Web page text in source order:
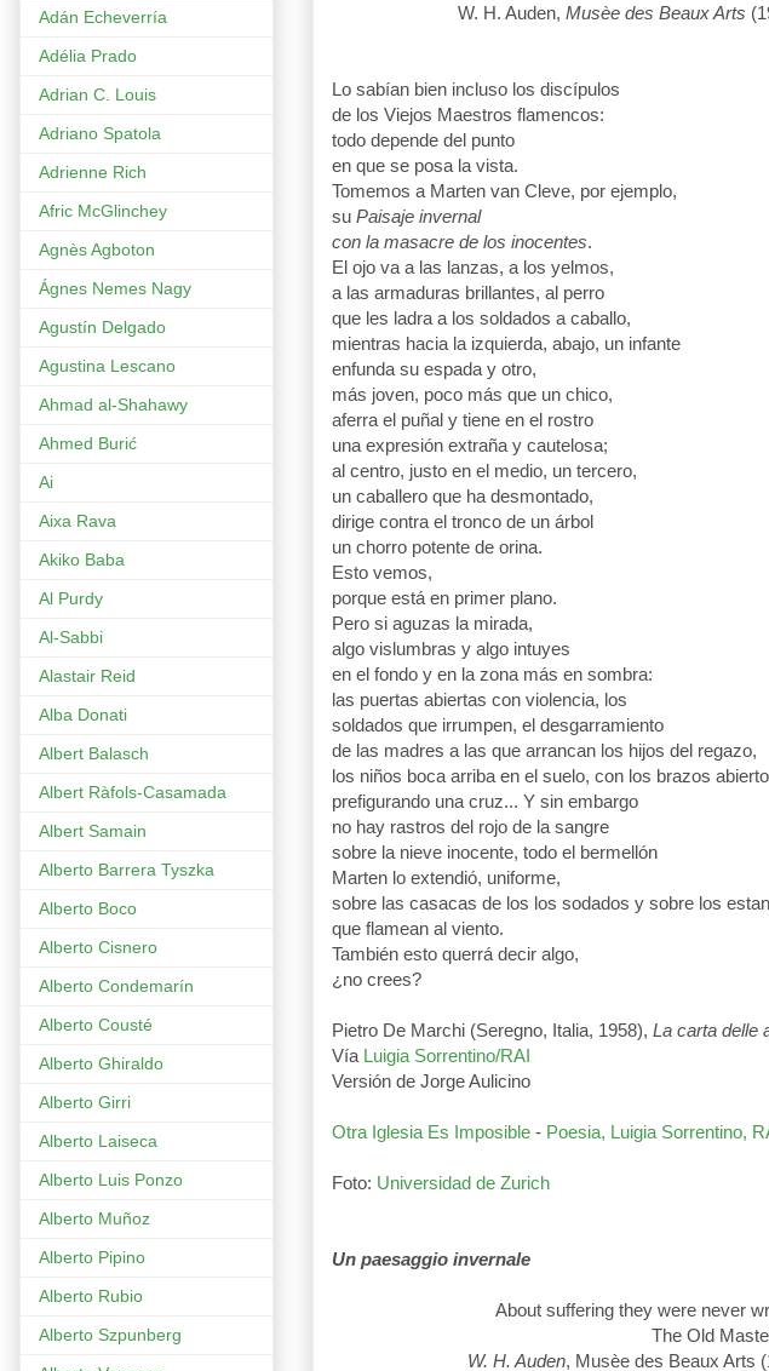
W. H. Auden, Musèe des Beaux Arts
Lo sabían bien incluso los discípulos
de los Viejos Maestros flamencos:
todo depende del punto
en que se posa la vista.
Tomemos a Marten van Cleve, por ejemplo,
su Paisaje invernal
con la masacre de los inocentes.
El ojo va a las lanzas, a los yelmos,
a las armaduras brillantes, al perro
que les ladra a los soldados a caballo,
mientras hacia la izquierda, abajo, un infante
enfunda su espada y otro,
más joven, poco más que un chico,
aferra el puñal y tiene en el rostro
una expresión extraña y cautelosa;
al centro, justo en el medio, un tercero,
un caballero que ha desmontado,
dirige contra el tronco de un árbol
un chorro potente de orina.
Esto vemos,
porque está en primer plano.
Pero si aguzas la mirada,
algo vislumbras y algo intuyes
en el fondo y en la zona más en sombra:
las puertas abiertas con violencia, los
soldados que irrumpen, el desgarramiento
de las madres a las que arrancan los hijos del regazo,
los niños boca arriba en el suelo, con los brazos
prefigurando una cruz... Y sin embargo
no hay rastros del rojo de la sangre
sobre la nieve inocente, todo el bermellón
Marten lo extendió, uniforme,
sobre las casacas de los los sodados y sobre los
que flamean al viento.
También esto querrá decir algo,
¿no crees?
Pietro De Marchi (Seregno, Italia, 1958), La carta delle
Vía Luigia Sorrentino/RAI
Versión de Jorge Aulicino
Otra Iglesia Es Imposible - Poesia, Luigia Sorrentino,
Foto: Universidad de Zurich
Un paesaggio invernale
About suffering they were never
The Old
W. H. Auden, Musèe des Beaux Arts
Adán Echeverría
Adélia Prado
Adrian C. Louis
Adriano Spatola
Adrienne Rich
Afric McGlinchey
Agnès Agboton
Ágnes Nemes Nagy
Agustín Delgado
Agustina Lescano
Ahmad al-Shahawy
Ahmed Burić
Ai
Aixa Rava
Akiko Baba
Al Purdy
Al-Sabbi
Alastair Reid
Alba Donati
Albert Balasch
Albert Ràfols-Casamada
Albert Samain
Alberto Barrera Tyszka
Alberto Boco
Alberto Cisnero
Alberto Condemarín
Alberto Cousté
Alberto Ghiraldo
Alberto Girri
Alberto Laiseca
Alberto Luis Ponzo
Alberto Muñoz
Alberto Pipino
Alberto Rubio
Alberto Szpunberg